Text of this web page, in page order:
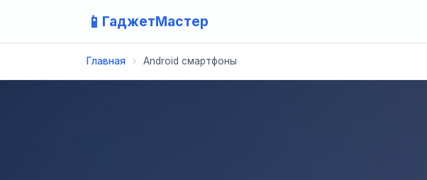
📱 ГаджетМастер
Главная › Android смартфоны